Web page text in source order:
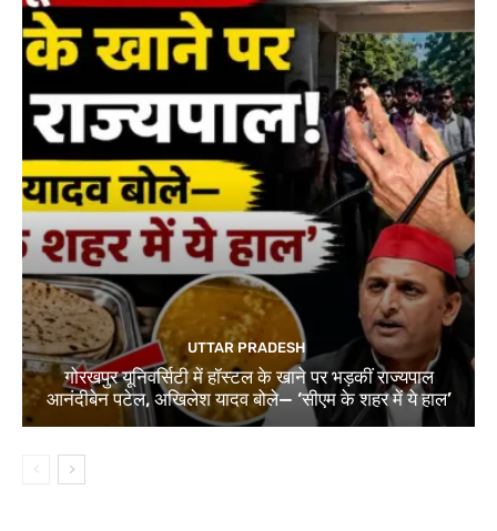
UTTAR PRADESH
गोरखपुर यूनिवर्सिटी में हॉस्टल के खाने पर भड़कीं राज्यपाल
आनंदीबेन पटेल, अखिलेश यादव बोले— ‘सीएम के शहर में ये हाल’